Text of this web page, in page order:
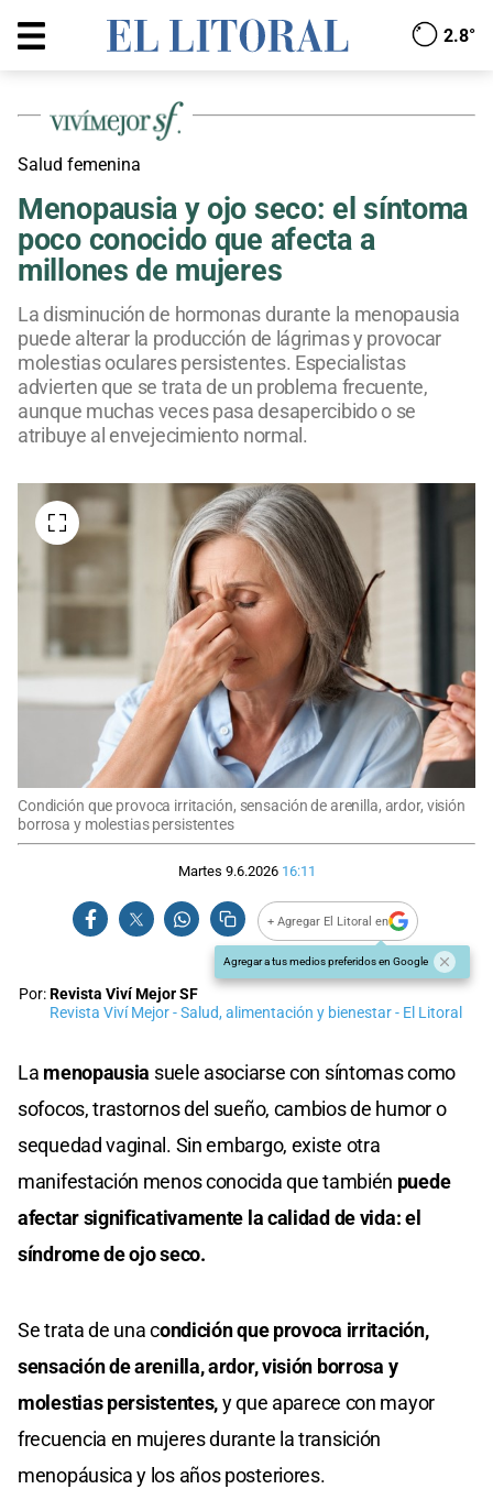
2.8°
Salud femenina
Menopausia y ojo seco: el síntoma
poco conocido que afecta a
millones de mujeres
La disminución de hormonas durante la menopausia
puede alterar la producción de lágrimas y provocar
molestias oculares persistentes. Especialistas
advierten que se trata de un problema frecuente,
aunque muchas veces pasa desapercibido o se
atribuye al envejecimiento normal.
Condición que provoca irritación, sensación de arenilla, ardor, visión
borrosa y molestias persistentes
Martes 9.6.2026 16:11
+ Agregar El Litoral en
Agregar a tus medios preferidos en Google
Por:Revista Viví Mejor SF
Revista Viví Mejor - Salud, alimentación y bienestar - El Litoral
La menopausia suele asociarse con síntomas como
sofocos, trastornos del sueño, cambios de humor o
sequedad vaginal. Sin embargo, existe otra
manifestación menos conocida que también puede
afectar significativamente la calidad de vida: el
síndrome de ojo seco.
Se trata de una condición que provoca irritación,
sensación de arenilla, ardor, visión borrosa y
molestias persistentes,y que aparece con mayor
frecuencia en mujeres durante la transición
menopáusica y los años posteriores.